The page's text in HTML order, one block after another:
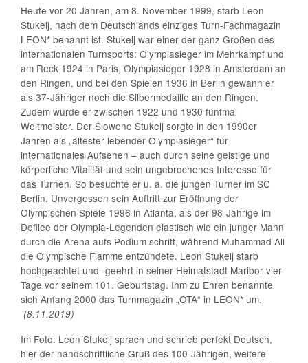
Archiv
Heute vor 20 Jahren, am 8. November 1999, starb Leon
Stukelj, nach dem Deutschlands einziges Turn-Fachmagazin
LEON* benannt ist. Stukelj war einer der ganz Großen des
internationalen Turnsports: Olympiasieger im Mehrkampf und
am Reck 1924 in Paris, Olympiasieger 1928 in Amsterdam an
den Ringen, und bei den Spielen 1936 in Berlin gewann er
als 37-Jähriger noch die Silbermedaille an den Ringen.
Zudem wurde er zwischen 1922 und 1930 fünfmal
Weltmeister. Der Slowene Stukelj sorgte in den 1990er
Jahren als „ältester lebender Olympiasieger“ für
internationales Aufsehen – auch durch seine geistige und
körperliche Vitalität und sein ungebrochenes Interesse für
das Turnen. So besuchte er u. a. die jungen Turner im SC
Berlin. Unvergessen sein Auftritt zur Eröffnung der
Olympischen Spiele 1996 in Atlanta, als der 98-Jährige im
Defilee der Olympia-Legenden elastisch wie ein junger Mann
durch die Arena aufs Podium schritt, während Muhammad Ali
die Olympische Flamme entzündete. Leon Stukelj starb
hochgeachtet und -geehrt in seiner Heimatstadt Maribor vier
Tage vor seinem 101. Geburtstag. Ihm zu Ehren benannte
sich Anfang 2000 das Turnmagazin „OTA“ in LEON* um.
(8.11.2019)
Im Foto: Leon Stukelj sprach und schrieb perfekt Deutsch,
hier der handschriftliche Gruß des 100-Jährigen, weitere